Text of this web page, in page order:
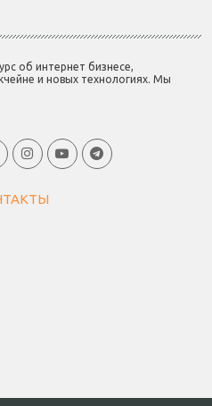
об интернет бизнесе,
и новых технологиях. Мы